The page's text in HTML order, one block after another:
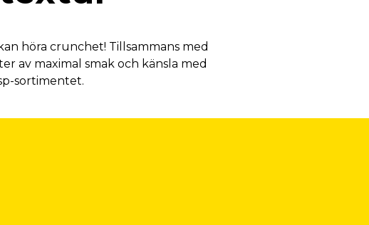
höra crunchet! Tillsammans med
av maximal smak och känsla med
sortimentet.